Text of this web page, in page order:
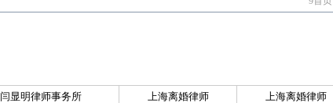
闫显明律师事务所 上海离婚律师 上海离婚律师